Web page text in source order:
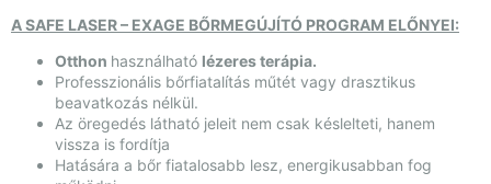
A SAFE LASER – EXAGE BŐRMEGÚJÍTÓ PROGRAM ELŐNYEI:
Otthon használható lézeres terápia.
Professzionális bőrfiatalítás műtét vagy drasztikus
beavatkozás nélkül.
Az öregedés látható jeleit nem csak késlelteti, hanem
vissza is fordítja
Hatására a bőr fiatalosabb lesz, energikusabban fog